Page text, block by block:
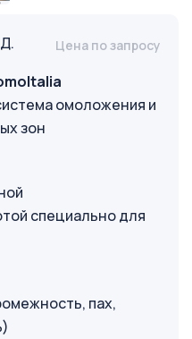
Цена по запросу
омоложения и
зон
специально для
пах,